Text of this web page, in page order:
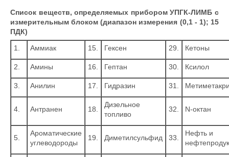
Список веществ, определяемых прибором УПГК-ЛИМБ с
измерительным блоком (диапазон измерения (0,1 - 1); 15
ПДК)
1.
Аммиак 15. Гексен 29. Кетоны
2. Амины 16. Гептан 30. Ксилол
3. Анилин 17. Гидразин 31.
4. Антранен 18.
Дизельное
топливо
32. N-октан
5.
Ароматические
углеводороды
19. Диметилсульфид 33.
Нефть и